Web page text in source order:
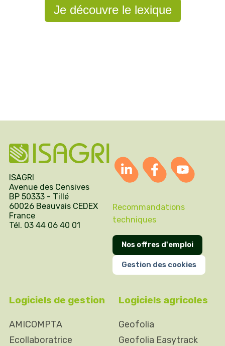
Je découvre le lexique
ISAGRI
Avenue des Censives
BP 50333 - Tillé
60026 Beauvais CEDEX
France
Tél. 03 44 06 40 01
Recommandations
techniques
Nos offres d'emploi
Gestion des cookies
Logiciels de gestion
AMICOMPTA
Ecollaboratrice
Logiciels agricoles
Geofolia
Geofolia Easytrack